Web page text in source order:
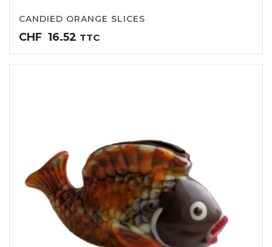
CANDIED ORANGE SLICES
CHF 16.52 TTC